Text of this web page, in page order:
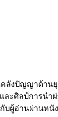
ลังปัญญาด้าน
ละศิลป์การนำ
บผู้อ่านผ่านห